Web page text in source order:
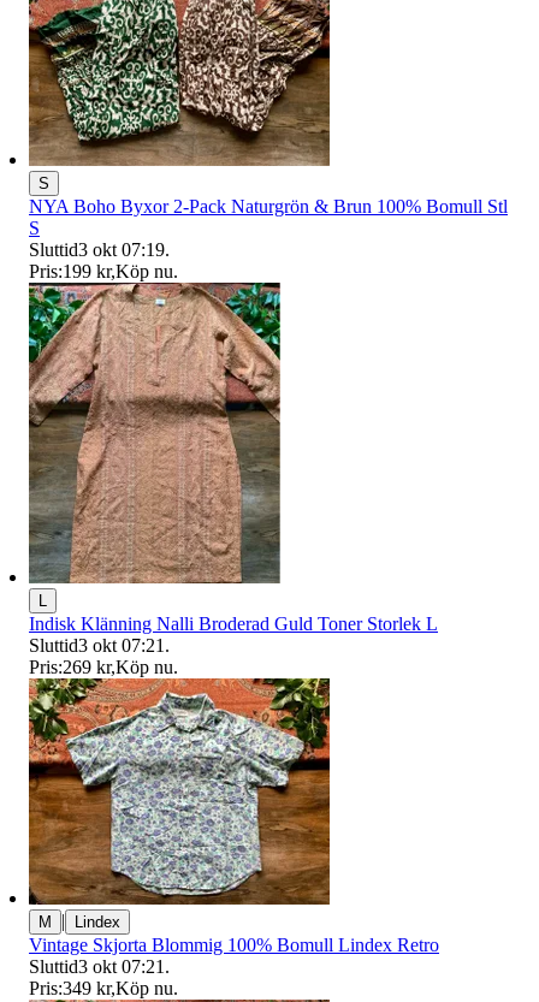
S
NYA Boho Byxor 2-Pack Naturgrön & Brun 100% Bomull Stl
S
Sluttid3 okt 07:19.
Pris:199 kr,Köp nu.
Indisk Klänning Nalli Broderad Guld Toner Storlek L
Sluttid3 okt 07:21 .
Pris:269 kr,Köp nu.
M | Lindex
Vintage Skjorta Blommig 100% Bomull Lindex Retro
Sluttid3 okt 07:21 .
Pris:349 kr,Köp nu.